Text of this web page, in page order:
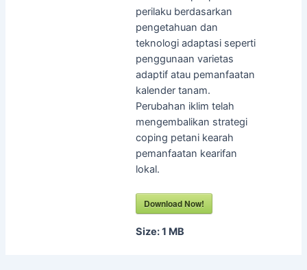
perilaku berdasarkan
pengetahuan dan
teknologi adaptasi seperti
penggunaan varietas
adaptif atau pemanfaatan
kalender tanam.
Perubahan iklim telah
mengembalikan strategi
coping petani kearah
pemanfaatan kearifan
lokal.
Download Now!
Size:1 MB